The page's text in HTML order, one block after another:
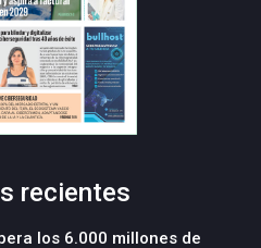
recientes
los 6.000 millones de